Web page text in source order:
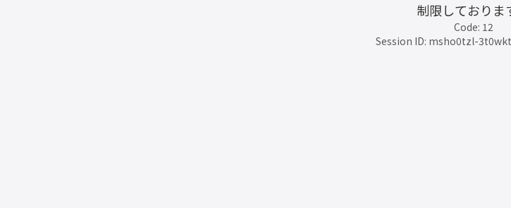
制限しておりま
Code: 12
Session ID: msho0tzl-